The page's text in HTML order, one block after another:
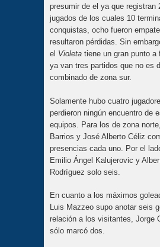
presumir de el ya que registran
jugados de los cuales 10
conquistas, ocho fueron
resultaron pérdidas. Sin
el Violeta tiene un gran punto a
ya van tres partidos que no es
combinado de zona sur.
Solamente hubo cuatro
perdieron ningún encuentro de
equipos. Para los de zona
Barrios y José Alberto Céliz
presencias cada uno. Por el
Emilio Ángel Kalujerovic y
Rodríguez solo seis.
En cuanto a los máximos
Luis Mazzeo supo anotar seis
relación a los visitantes, Jorge
sólo marcó dos.